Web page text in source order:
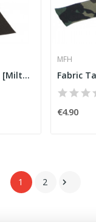
Fabric Tape Black [Miltec]
MFH
€4.90
1 2 